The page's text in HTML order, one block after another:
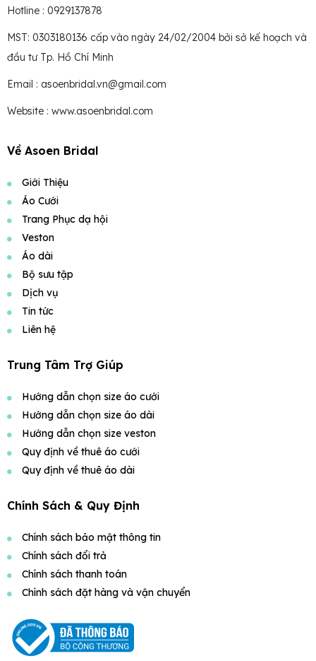
Hotline : 0929137878
MST: 0303180136 cấp vào ngày 24/02/2004 bởi sở kế hoạch và
đầu tư Tp. Hồ Chí Minh
Email : asoenbridal.vn@gmail.com
Website : www.asoenbridal.com
Về Asoen Bridal
Giới Thiệu
Áo Cưới
Trang Phục dạ hội
Veston
Áo dài
Bộ sưu tập
Dịch vụ
Tin tức
Liên hệ
Trung Tâm Trợ Giúp
Hướng dẫn chọn size áo cưới
Hướng dẫn chọn size áo dài
Hướng dẫn chọn size veston
Quy định về thuê áo cưới
Quy định về thuê áo dài
Chính Sách & Quy Định
Chính sách bảo mật thông tin
Chính sách đổi trả
Chính sách thanh toán
Chính sách đặt hàng và vận chuyển